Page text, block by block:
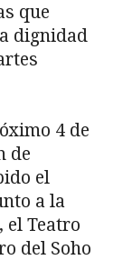
que
dignidad
4 de
de
el
a la
el Teatro
del Soho